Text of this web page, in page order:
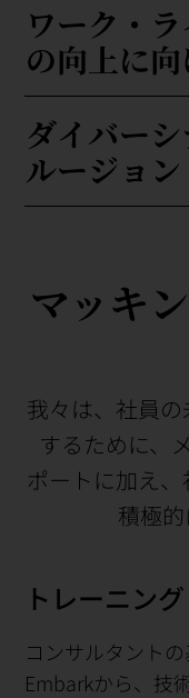
ワーク・
の向上に
ダイバー
ルージョン
マッキ
我々は、社員
するために、
ポートに加え
積極的
トレーニング
コンサルタント
Embarkから、技